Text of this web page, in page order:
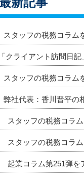
タッフの税務コラム
クライアント訪問日記
タッフの税務コラム
社代表：香川晋平の
スタッフの税務コラム
スタッフの税務コラム
起業コラム第251弾を